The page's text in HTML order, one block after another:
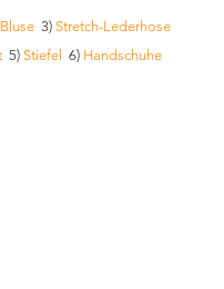
Bluse
  3)
Stretch-Lederhose
  5)
Stiefel
  6)
Handschuhe